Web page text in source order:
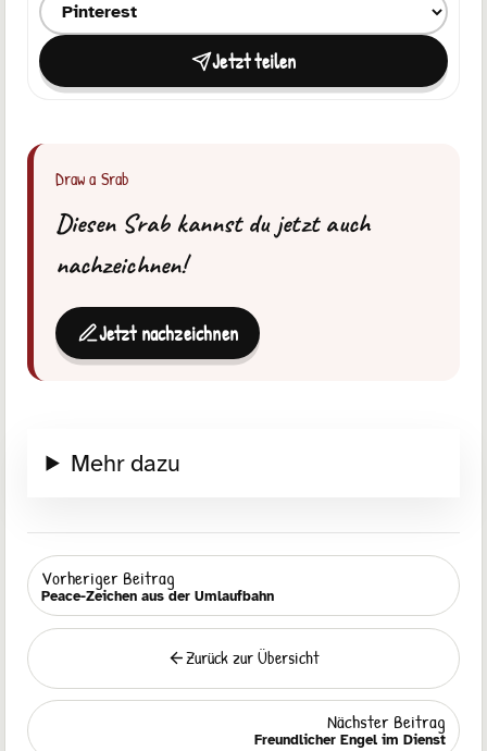
Ziel zum Teilen auswählenJetzt teilen
Draw a Srab
Diesen Srab kannst du jetzt auch
nachzeichnen!
Jetzt nachzeichnen
Mehr dazu
Vorheriger Beitrag
Peace-Zeichen aus der Umlaufbahn
Zurück
Zurück zur Übersicht
Nächster Beitrag
Freundlicher Engel im Dienst